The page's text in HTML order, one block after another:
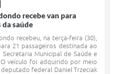
recebe van para
saúde
recebeu, na terça-feira (30),
21 passageiros destinada ao
Municipal de Saúde e
O veículo foi adquirido por meio
federal Daniel Trzeciak